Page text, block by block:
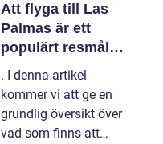
Att flyga till Las
Palmas är ett
populärt resmål
för många
resenärer, som
dras till de vackra
stränderna, det
. I denna artikel
kommer vi att ge en
grundlig översikt över
vad som finns att